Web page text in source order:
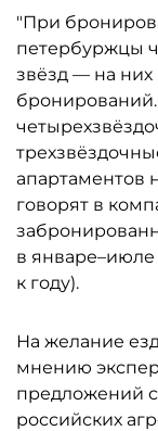
"При
петербуржцы
звёзд — на них
бронирований.
апартаментов
говорят в
в январе–июле
к году).
На желание
мнению
предложений
российских